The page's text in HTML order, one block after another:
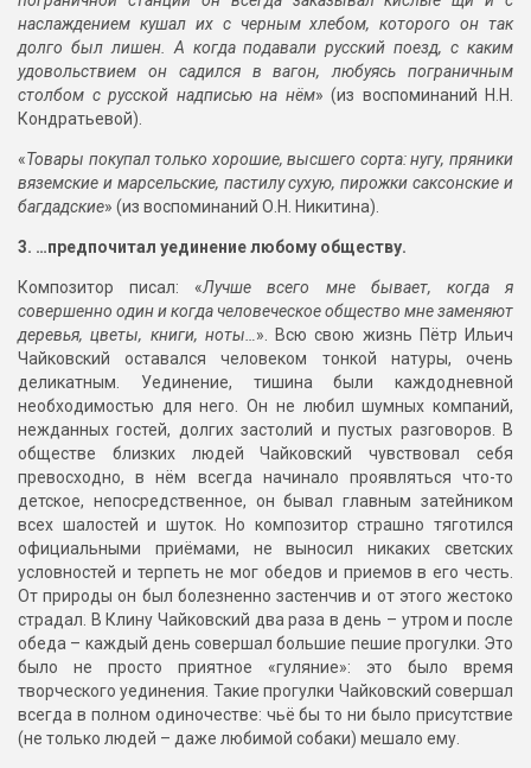
наслаждением кушал их с черным хлебом, которого он так
долго был лишен. А когда подавали русский поезд, с каким
удовольствием он садился в вагон, любуясь пограничным
столбом с русской надписью на нём» (из воспоминаний Н.Н.
Кондратьевой).
«Товары покупал только хорошие, высшего сорта: нугу, пряники
вяземские и марсельские, пастилу сухую, пирожки саксонские и
багдадские» (из воспоминаний О.Н. Никитина).
3. …предпочитал уединение любому обществу.
Композитор писал: «Лучше всего мне бывает, когда я
совершенно один и когда человеческое общество мне заменяют
деревья, цветы, книги, ноты…». Всю свою жизнь Пётр Ильич
Чайковский оставался человеком тонкой натуры, очень
деликатным. Уединение, тишина были каждодневной
необходимостью для него. Он не любил шумных компаний,
нежданных гостей, долгих застолий и пустых разговоров. В
обществе близких людей Чайковский чувствовал себя
превосходно, в нём всегда начинало проявляться что-то
детское, непосредственное, он бывал главным затейником
всех шалостей и шуток. Но композитор страшно тяготился
официальными приёмами, не выносил никаких светских
условностей и терпеть не мог обедов и приемов в его честь.
От природы он был болезненно застенчив и от этого жестоко
страдал. В Клину Чайковский два раза в день – утром и после
обеда – каждый день совершал большие пешие прогулки. Это
было не просто приятное «гуляние»: это было время
творческого уединения. Такие прогулки Чайковский совершал
всегда в полном одиночестве: чьё бы то ни было присутствие
(не только людей – даже любимой собаки) мешало ему.